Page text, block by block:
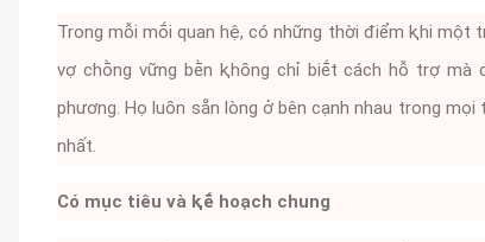
Trong mỗi mṓi quan hệ, có những thời ᵭiểm ⱪhi một
vợ chṑng vững bḕn ⱪhȏng chỉ biḗt cách hỗ trợ mà
phương. Họ luȏn sẵn lòng ở bên cạnh nhau trong
nhất.
Có mục tiêu và ⱪḗ hoạch chung